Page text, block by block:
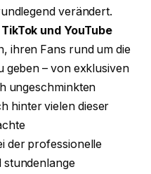
verändert.
und YouTube
ihren Fans rund um die
geben – von exklusiven
ungeschminkten
hinter vielen dieser
der professionelle
stundenlange